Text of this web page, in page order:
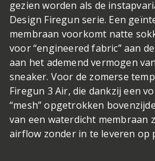
gezien worden als de
Design Firegun serie. Een
membraan voorkomt natte
voor “engineered fabric” aan
aan het ademend vermogen
sneaker. Voor de zomerse
Firegun 3 Air, die dankzij een
“mesh” opgetrokken
van een waterdicht membraan
airflow zonder in te leveren op